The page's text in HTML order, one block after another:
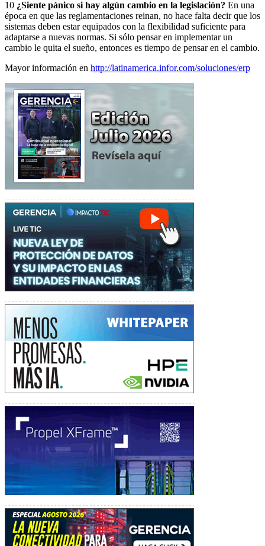
10 ¿Siente pánico si hay algún cambio en la legislación? En una
época en que las reglamentaciones reinan, no hace falta decir que los
sistemas deben estar equipados con la flexibilidad suficiente para
adaptarse a nuevas normas. Si sólo pensar en implementar un
cambio le quita el sueño, entonces es tiempo de pensar en el cambio.
Mayor información en http://latinamerica.infor.com/soluciones/erp